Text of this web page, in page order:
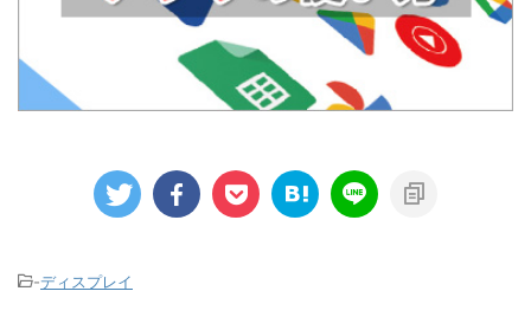
-ディスプレイ